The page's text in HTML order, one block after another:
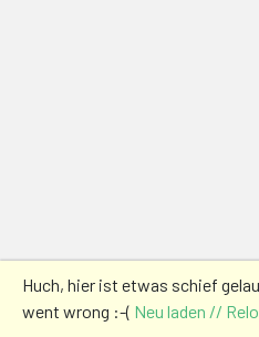
Huch, hier ist etwas schief
went wrong :-( Neu laden //